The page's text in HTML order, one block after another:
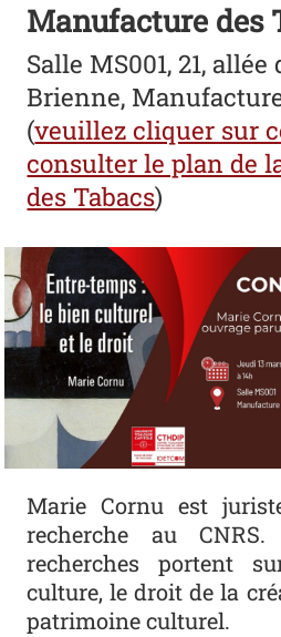
Manufacture des
Salle MS001, 21, allée
Brienne,
(veuillez cliquer sur
consulter le plan de
des Tabacs)
Marie Cornu est
recherche au
recherches portent
culture, le droit de la
patrimoine culturel.